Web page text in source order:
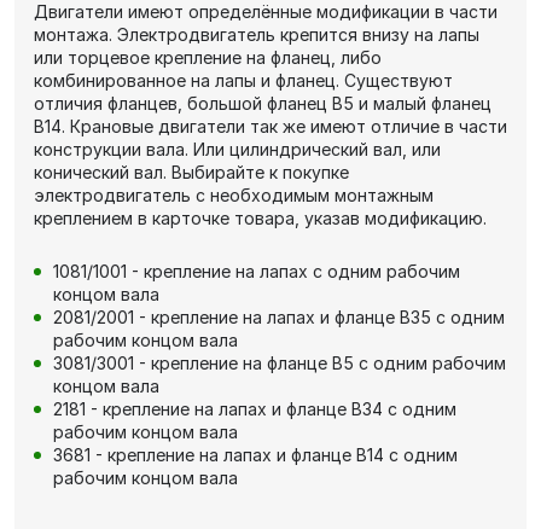
Двигатели имеют определённые модификации в части
монтажа. Электродвигатель крепится внизу на лапы
или торцевое крепление на фланец, либо
комбинированное на лапы и фланец. Существуют
отличия фланцев, большой фланец В5 и малый фланец
В14. Крановые двигатели так же имеют отличие в части
конструкции вала. Или цилиндрический вал, или
конический вал. Выбирайте к покупке
электродвигатель с необходимым монтажным
креплением в карточке товара, указав модификацию.
1081/1001 - крепление на лапах с одним рабочим
концом вала
2081/2001 - крепление на лапах и фланце В35 с одним
рабочим концом вала
3081/3001 - крепление на фланце В5 с одним рабочим
концом вала
2181 - крепление на лапах и фланце В34 с одним
рабочим концом вала
3681 - крепление на лапах и фланце В14 с одним
рабочим концом вала